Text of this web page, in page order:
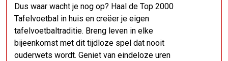
Dus waar wacht je nog op? Haal de Top 2000
Tafelvoetbal in huis en creëer je eigen
tafelvoetbaltraditie. Breng leven in elke
bijeenkomst met dit tijdloze spel dat nooit
ouderwets wordt. Geniet van eindeloze uren